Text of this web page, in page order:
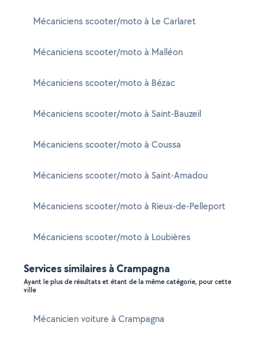
Mécaniciens scooter/moto à Le Carlaret
Mécaniciens scooter/moto à Malléon
Mécaniciens scooter/moto à Bézac
Mécaniciens scooter/moto à Saint-Bauzeil
Mécaniciens scooter/moto à Coussa
Mécaniciens scooter/moto à Saint-Amadou
Mécaniciens scooter/moto à Rieux-de-Pelleport
Mécaniciens scooter/moto à Loubières
Services similaires à Crampagna
Ayant le plus de résultats et étant de la même catégorie, pour cette
ville
Mécanicien voiture à Crampagna